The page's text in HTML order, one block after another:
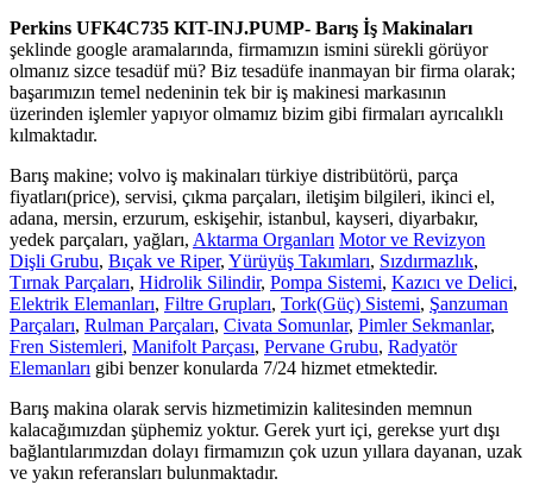
Perkins UFK4C735 KIT-INJ.PUMP- Barış İş Makinaları
şeklinde google aramalarında, firmamızın ismini sürekli görüyor
olmanız sizce tesadüf mü? Biz tesadüfe inanmayan bir firma olarak;
başarımızın temel nedeninin tek bir iş makinesi markasının
üzerinden işlemler yapıyor olmamız bizim gibi firmaları ayrıcalıklı
kılmaktadır.
Barış makine; volvo iş makinaları türkiye distribütörü, parça
fiyatları(price), servisi, çıkma parçaları, iletişim bilgileri, ikinci el,
adana, mersin, erzurum, eskişehir, istanbul, kayseri, diyarbakır,
yedek parçaları, yağları, Aktarma Organları Motor ve Revizyon
Dişli Grubu, Bıçak ve Riper, Yürüyüş Takımları, Sızdırmazlık,
Tırnak Parçaları, Hidrolik Silindir, Pompa Sistemi, Kazıcı ve Delici,
Elektrik Elemanları, Filtre Grupları, Tork(Güç) Sistemi, Şanzuman
Parçaları, Rulman Parçaları, Civata Somunlar, Pimler Sekmanlar,
Fren Sistemleri, Manifolt Parçası, Pervane Grubu, Radyatör
Elemanları gibi benzer konularda 7/24 hizmet etmektedir.
Barış makina olarak servis hizmetimizin kalitesinden memnun
kalacağımızdan şüphemiz yoktur. Gerek yurt içi, gerekse yurt dışı
bağlantılarımızdan dolayı firmamızın çok uzun yıllara dayanan, uzak
ve yakın referansları bulunmaktadır.